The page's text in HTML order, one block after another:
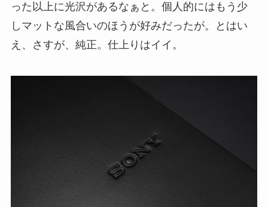
った以上に光沢があるなぁと。個人的にはもう少
しマットな風合いのほうが好みだったが。とはい
え、さすが、純正。仕上りはイイ。